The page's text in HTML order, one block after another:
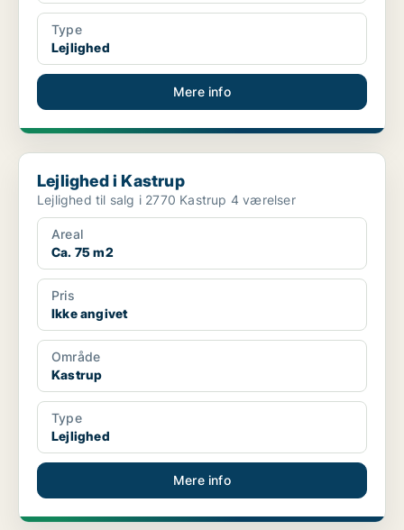
Type
Lejlighed
Mere info
Lejlighed i Kastrup
Lejlighed i Kastrup
Lejlighed til salg i 2770 Kastrup 4 værelser
Areal
Ca. 75 m2
Pris
Ikke angivet
Område
Kastrup
Type
Lejlighed
Mere info